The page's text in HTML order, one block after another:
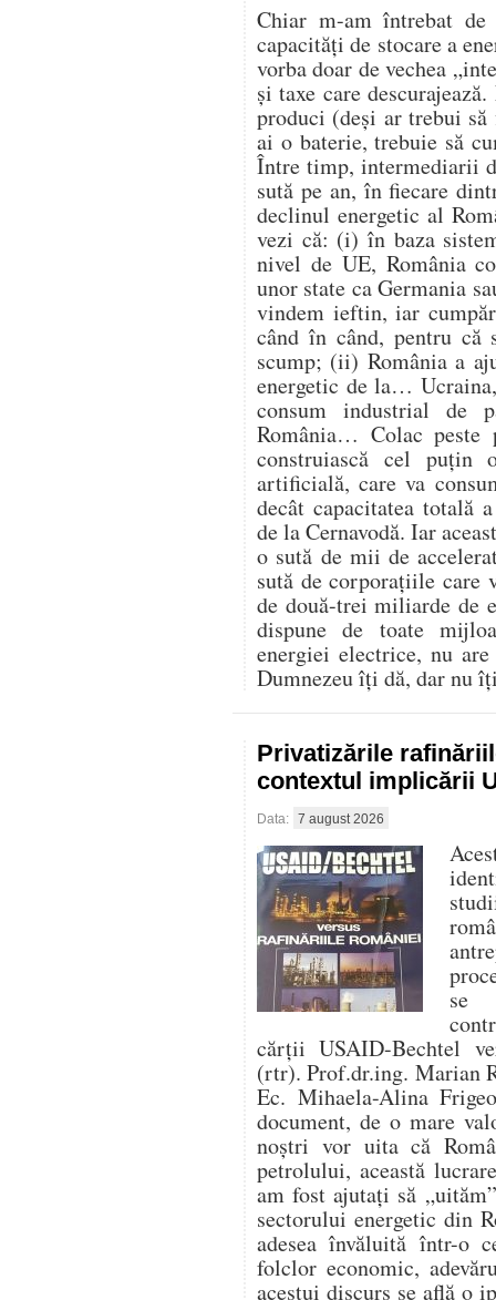
Chiar m-am întrebat
capacități de stocare a
vorba doar de vechea
și taxe care
produci (deși ar trebui
ai o baterie, trebuie să
Între timp, intermediarii
sută pe an, în fiecare
declinul energetic al
vezi că: (i) în baza
nivel de UE, România
unor state ca Germania
vindem ieftin, iar
când în când, pentru că
scump; (ii) România a
energetic de la…
consum industrial de
România… Colac peste
construiască cel
artificială, care va
decât capacitatea totală
de la Cernavodă. Iar
o sută de mii de
sută de corporațiile
de două-trei miliarde de
dispune de toate
energiei electrice, nu
Dumnezeu îți dă, dar nu
Privatizările
contextul implicării
Data: 7 august 2026
se
cărții USAID-Bechtel
(rtr). Prof.dr.ing. Marian
Ec. Mihaela-Alina
document, de o mare
noștri vor uita că
petrolului, această
am fost ajutați să
sectorului energetic din
adesea învăluită într-o
folclor economic,
acestui discurs se află o